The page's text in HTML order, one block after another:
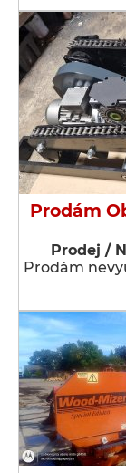
Prodám
Prodej /
Prodám